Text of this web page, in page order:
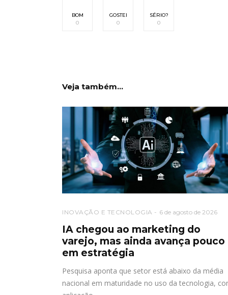
BOM
0
GOSTEI
0
SÉRIO?
0
Veja também...
INOVAÇÃO E TECNOLOGIA 6 de agosto de 2026
IA chegou ao marketing do
varejo, mas ainda avança pouco
em estratégia
Pesquisa aponta que setor está abaixo da média
nacional em maturidade no uso da tecnologia,